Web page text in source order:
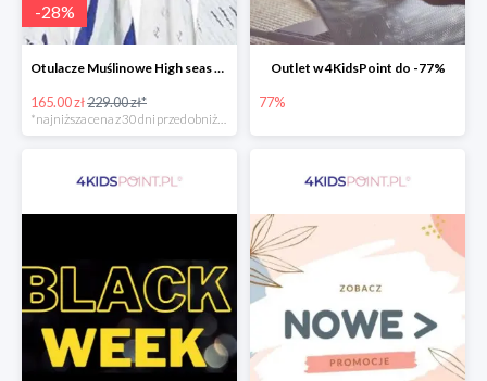
-28%
Otulacze Muślinowe High seas 4 szt.
165.00 zł229.00 zł*
*najniższa cena z 30 dni przed obniżką
Outlet w 4KidsPoint do -77%
77%